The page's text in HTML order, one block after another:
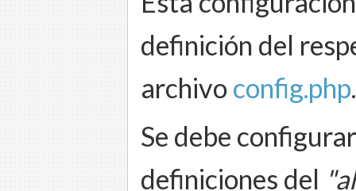
definición del
archivo config.php.
Se debe
definiciones del